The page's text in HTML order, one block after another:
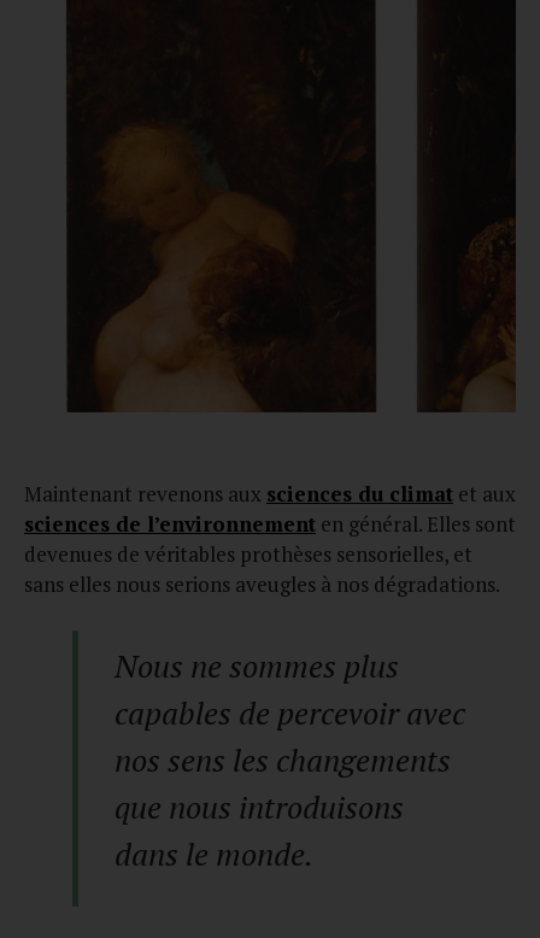
Maintenant revenons aux sciences du climat et aux
sciences de l’environnement en général. Elles sont
devenues de véritables prothèses sensorielles, et
sans elles nous serions aveugles à nos dégradations.
Nous ne sommes plus
capables de percevoir avec
nos sens les changements
que nous introduisons
dans le monde.